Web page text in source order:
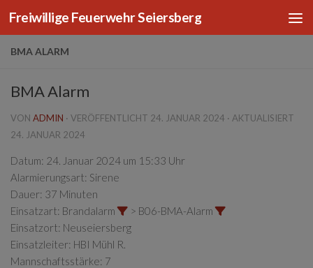
Zum Inhalt springen
Freiwillige Feuerwehr Seiersberg
BMA ALARM
BMA Alarm
VON ADMIN · VERÖFFENTLICHT 24. JANUAR 2024 · AKTUALISIERT
24. JANUAR 2024
Datum: 24. Januar 2024 um 15:33 Uhr
Alarmierungsart: Sirene
Dauer: 37 Minuten
Einsatzart: Brandalarm
> B06-BMA-Alarm
Einsatzort: Neuseiersberg
Einsatzleiter: HBI Mühl R.
Mannschaftsstärke: 7